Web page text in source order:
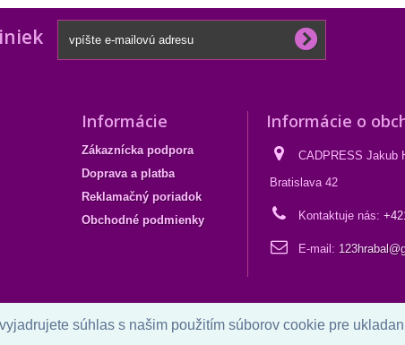
súhlas s našim použitím súborov cookie pre
Informácie
Zákaznícka podpora
Doprava a platba
Reklamačný poriadok
Obchodné podmienky
Informácie o
CADPRESS Jakub
Bratislava 42
Kontaktuje nás:
E-mail: